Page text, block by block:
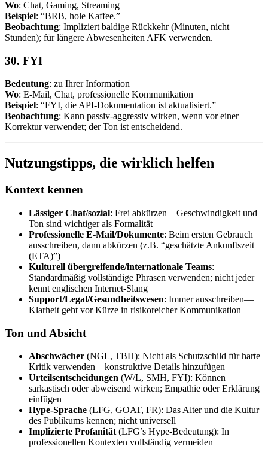
Wo: Chat, Gaming, Streaming
Beispiel: “BRB, hole Kaffee.”
Beobachtung: Impliziert baldige Rückkehr (Minuten, nicht
Stunden); für längere Abwesenheiten AFK verwenden.
30. FYI
Bedeutung: zu Ihrer Information
Wo: E-Mail, Chat, professionelle Kommunikation
Beispiel: “FYI, die API-Dokumentation ist aktualisiert.”
Beobachtung: Kann passiv-aggressiv wirken, wenn vor einer
Korrektur verwendet; der Ton ist entscheidend.
Nutzungstipps, die wirklich helfen
Kontext kennen
Lässiger Chat/sozial: Frei abkürzen—Geschwindigkeit und
Ton sind wichtiger als Formalität
Professionelle E-Mail/Dokumente: Beim ersten Gebrauch
ausschreiben, dann abkürzen (z.B. “geschätzte Ankunftszeit
(ETA)”)
Kulturell übergreifende/internationale Teams:
Standardmäßig vollständige Phrasen verwenden; nicht jeder
kennt englischen Internet-Slang
Support/Legal/Gesundheitswesen: Immer ausschreiben—
Klarheit geht vor Kürze in risikoreicher Kommunikation
Ton und Absicht
Abschwächer (NGL, TBH): Nicht als Schutzschild für harte
Kritik verwenden—konstruktive Details hinzufügen
Urteilsentscheidungen (W/L, SMH, FYI): Können
sarkastisch oder abweisend wirken; Empathie oder Erklärung
einfügen
Hype-Sprache (LFG, GOAT, FR): Das Alter und die Kultur
des Publikums kennen; nicht universell
Implizierte Profanität (LFG’s Hype-Bedeutung): In
professionellen Kontexten vollständig vermeiden